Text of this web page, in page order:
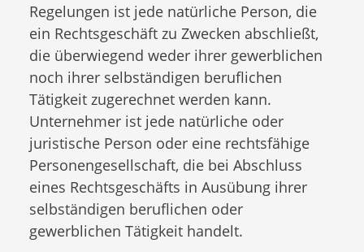
Regelungen ist jede natürliche Person, die
ein Rechtsgeschäft zu Zwecken abschließt,
die überwiegend weder ihrer gewerblichen
noch ihrer selbständigen beruflichen
Tätigkeit zugerechnet werden kann.
Unternehmer ist jede natürliche oder
juristische Person oder eine rechtsfähige
Personengesellschaft, die bei Abschluss
eines Rechtsgeschäfts in Ausübung ihrer
selbständigen beruflichen oder
gewerblichen Tätigkeit handelt.